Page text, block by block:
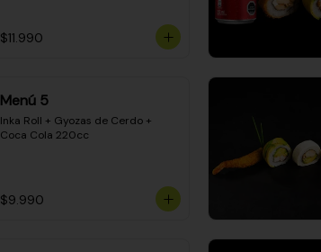
$11.990
Menú 5
Inka Roll + Gyozas de Cerdo +
Coca Cola 220cc
$9.990